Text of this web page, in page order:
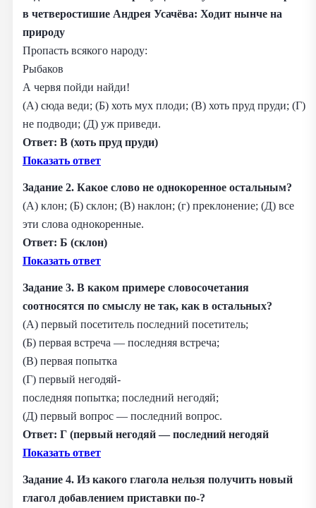
в четверостишие Андрея Усачёва: Ходит нынче на
природу
Пропасть всякого народу:
Рыбаков
А червя пойди найди!
(А) сюда веди; (Б) хоть мух плоди; (В) хоть пруд пруди; (Г)
не подводи; (Д) уж приведи.
Ответ: В (хоть пруд пруди)
Показать ответ
Задание 2. Какое слово не однокоренное остальным?
(А) клон; (Б) склон; (В) наклон; (г) преклонение; (Д) все
эти слова однокоренные.
Ответ: Б (склон)
Показать ответ
Задание 3. В каком примере словосочетания
соотносятся по смыслу не так, как в остальных?
(А) первый посетитель последний посетитель;
(Б) первая встреча — последняя встреча;
(В) первая попытка
(Г) первый негодяй-
последняя попытка; последний негодяй;
(Д) первый вопрос — последний вопрос.
Ответ: Г (первый негодяй — последний негодяй
Показать ответ
Задание 4. Из какого глагола нельзя получить новый
глагол добавлением приставки по-?